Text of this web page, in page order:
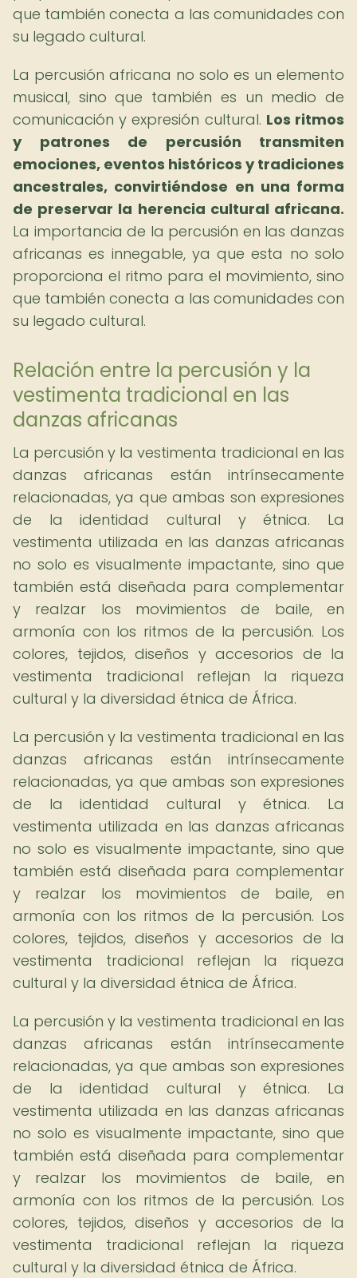
que también conecta a las comunidades con
su legado cultural.
La percusión africana no solo es un elemento
musical, sino que también es un medio de
comunicación y expresión cultural. Los ritmos
y patrones de percusión transmiten
emociones, eventos históricos y tradiciones
ancestrales, convirtiéndose en una forma
de preservar la herencia cultural africana.
La importancia de la percusión en las danzas
africanas es innegable, ya que esta no solo
proporciona el ritmo para el movimiento, sino
que también conecta a las comunidades con
su legado cultural.
Relación entre la percusión y la
vestimenta tradicional en las
danzas africanas
La percusión y la vestimenta tradicional en las
danzas africanas están intrínsecamente
relacionadas, ya que ambas son expresiones
de la identidad cultural y étnica. La
vestimenta utilizada en las danzas africanas
no solo es visualmente impactante, sino que
también está diseñada para complementar
y realzar los movimientos de baile, en
armonía con los ritmos de la percusión. Los
colores, tejidos, diseños y accesorios de la
vestimenta tradicional reflejan la riqueza
cultural y la diversidad étnica de África.
La percusión y la vestimenta tradicional en las
danzas africanas están intrínsecamente
relacionadas, ya que ambas son expresiones
de la identidad cultural y étnica. La
vestimenta utilizada en las danzas africanas
no solo es visualmente impactante, sino que
también está diseñada para complementar
y realzar los movimientos de baile, en
armonía con los ritmos de la percusión. Los
colores, tejidos, diseños y accesorios de la
vestimenta tradicional reflejan la riqueza
cultural y la diversidad étnica de África.
La percusión y la vestimenta tradicional en las
danzas africanas están intrínsecamente
relacionadas, ya que ambas son expresiones
de la identidad cultural y étnica. La
vestimenta utilizada en las danzas africanas
no solo es visualmente impactante, sino que
también está diseñada para complementar
y realzar los movimientos de baile, en
armonía con los ritmos de la percusión. Los
colores, tejidos, diseños y accesorios de la
vestimenta tradicional reflejan la riqueza
cultural y la diversidad étnica de África.